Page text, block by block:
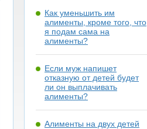
Как уменьшить им
алименты, кроме того, что
я подам сама на
алименты?
Если муж напишет
отказную от детей будет
ли он выплачивать
алименты?
Алименты на двух детей